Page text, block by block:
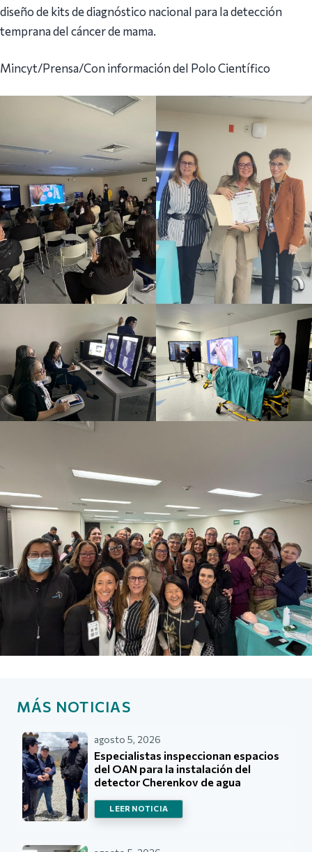
diseño de kits de diagnóstico nacional para la detección
temprana del cáncer de mama.
Mincyt/Prensa/Con información del Polo Científico
MÁS NOTICIAS
agosto 5, 2026
Especialistas inspeccionan espacios
del OAN para la instalación del
detector Cherenkov de agua
LEER NOTICIA